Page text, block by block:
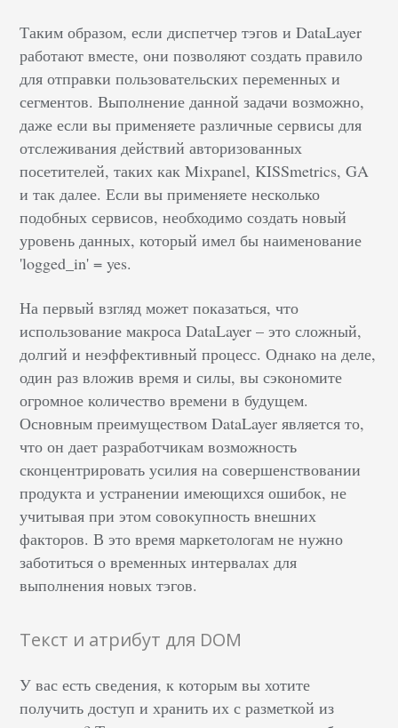
Таким образом, если диспетчер тэгов и DataLayer
работают вместе, они позволяют создать правило
для отправки пользовательских переменных и
сегментов. Выполнение данной задачи возможно,
даже если вы применяете различные сервисы для
отслеживания действий авторизованных
посетителей, таких как Mixpanel, KISSmetrics, GA
и так далее. Если вы применяете несколько
подобных сервисов, необходимо создать новый
уровень данных, который имел бы наименование
'logged_in' = yes.
На первый взгляд может показаться, что
использование макроса DataLayer – это сложный,
долгий и неэффективный процесс. Однако на деле,
один раз вложив время и силы, вы сэкономите
огромное количество времени в будущем.
Основным преимуществом DataLayer является то,
что он дает разработчикам возможность
сконцентрировать усилия на совершенствовании
продукта и устранении имеющихся ошибок, не
учитывая при этом совокупность внешних
факторов. В это время маркетологам не нужно
заботиться о временных интервалах для
выполнения новых тэгов.
Текст и атрибут для DOM
У вас есть сведения, к которым вы хотите
получить доступ и хранить их с разметкой из